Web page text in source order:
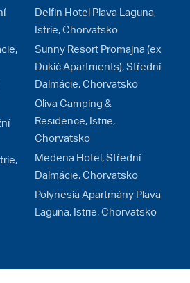
Delfin Hotel Plava Laguna,
Istrie, Chorvatsko
Sunny Resort Promajna (ex
Dukić Apartments), Střední
Dalmácie, Chorvatsko
Oliva Camping &
Residence, Istrie,
Chorvatsko
Medena Hotel, Střední
Dalmácie, Chorvatsko
Polynesia Apartmány Plava
Laguna, Istrie, Chorvatsko